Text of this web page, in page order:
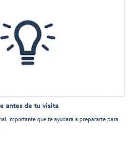
antes de tu visita
importante que te ayudará a prepararte para